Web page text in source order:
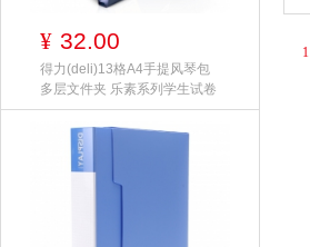
¥ 32.00
得力(deli)13格A4手提风琴包
多层文件夹 乐素系列学生试卷
1